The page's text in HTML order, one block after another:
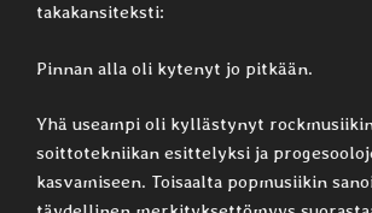
takakansiteksti:
Pinnan alla oli kytenyt jo pitkään.
Yhä useampi oli kyllästynyt
soittotekniikan esittelyksi ja
kasvamiseen. Toisaalta popmusiikin